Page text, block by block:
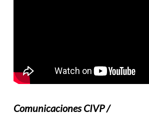
Comunicaciones CIVP /